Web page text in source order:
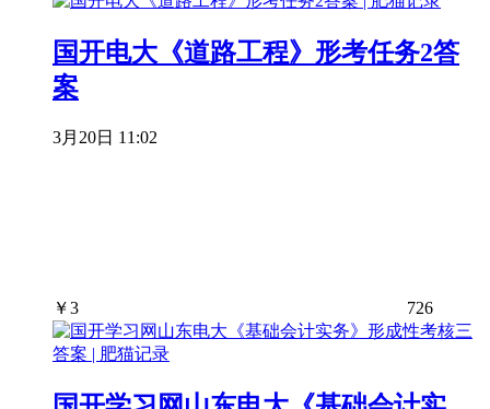
国开电大《道路工程》形考任务2答
案
3月20日 11:02
￥3 726